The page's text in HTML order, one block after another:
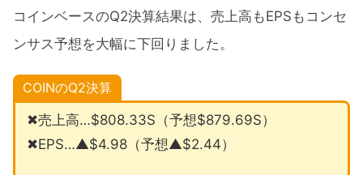
コインベースのQ2決算結果は、売上高もEPSもコンセ
ンサス予想を大幅に下回りました。
COINのQ2決算
✖売上高…$808.33S（予想$879.69S）
✖EPS…▲$4.98（予想▲$2.44）